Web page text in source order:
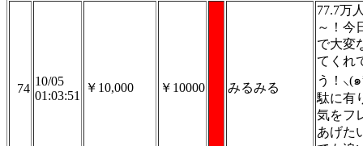
74
10/05
01:03:51
￥10,000 ￥10000 みるみる
77.7万
～！今
で大変
てくれ
う！⸜(๑
駄に有
気をフ
あげた